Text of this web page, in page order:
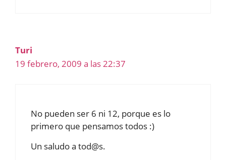
Turi
19 febrero, 2009 a las 22:37
No pueden ser 6 ni 12, porque es lo
primero que pensamos todos :)
Un saludo a tod@s.